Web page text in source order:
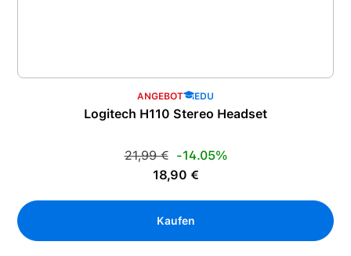
ANGEBOT EDU
Logitech H110 Stereo Headset
Verkaufspreis:
Regulärer Preis:
21,99 €
-14.05%
18,90 €
Kaufen